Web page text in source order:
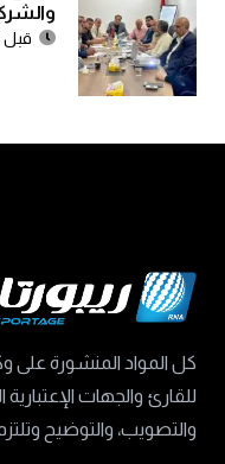
قبل 11 شهر
كل المواد المنشورة على
للقارئ والجهات
والتصويب، والتوضيح